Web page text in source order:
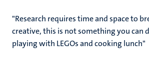
"Research requires time and space to
creative, this is not something you can
playing with LEGOs and cooking lunch"